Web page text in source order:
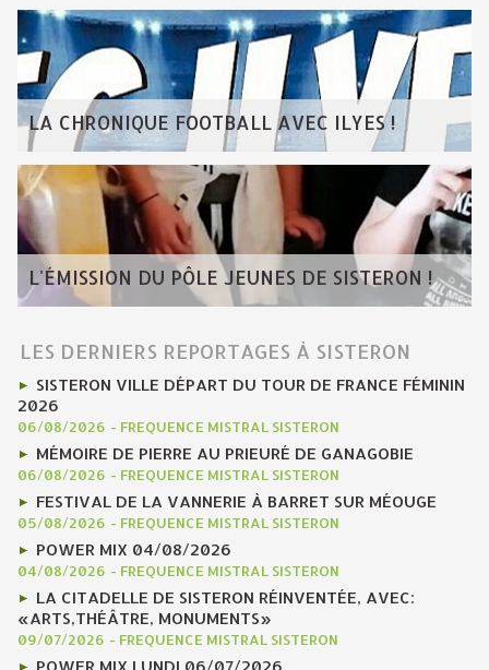
LA CHRONIQUE FOOTBALL AVEC ILYES !
L'ÉMISSION DU PÔLE JEUNES DE SISTERON !
LES DERNIERS REPORTAGES À SISTERON
SISTERON VILLE DÉPART DU TOUR DE FRANCE FÉMININ
2026
06/08/2026 - FREQUENCE MISTRAL SISTERON
MÉMOIRE DE PIERRE AU PRIEURÉ DE GANAGOBIE
06/08/2026 - FREQUENCE MISTRAL SISTERON
FESTIVAL DE LA VANNERIE À BARRET SUR MÉOUGE
05/08/2026 - FREQUENCE MISTRAL SISTERON
POWER MIX 04/08/2026
04/08/2026 - FREQUENCE MISTRAL SISTERON
LA CITADELLE DE SISTERON RÉINVENTÉE, AVEC:
«ARTS,THÉÂTRE, MONUMENTS»
09/07/2026 - FREQUENCE MISTRAL SISTERON